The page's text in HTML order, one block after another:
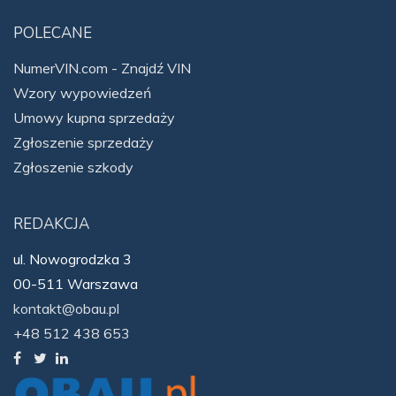
POLECANE
NumerVIN.com - Znajdź VIN
Wzory wypowiedzeń
Umowy kupna sprzedaży
Zgłoszenie sprzedaży
Zgłoszenie szkody
REDAKCJA
ul. Nowogrodzka 3
00-511 Warszawa
kontakt@obau.pl
+48 512 438 653